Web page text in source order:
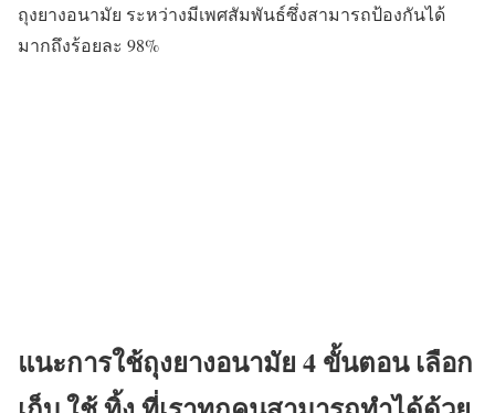
ถุงยางอนามัย ระหว่างมีเพศสัมพันธ์ซึ่งสามารถป้องกันได้
มากถึงร้อยละ 98%
แนะการใช้ถุงยางอนามัย 4 ขั้นตอน เลือก